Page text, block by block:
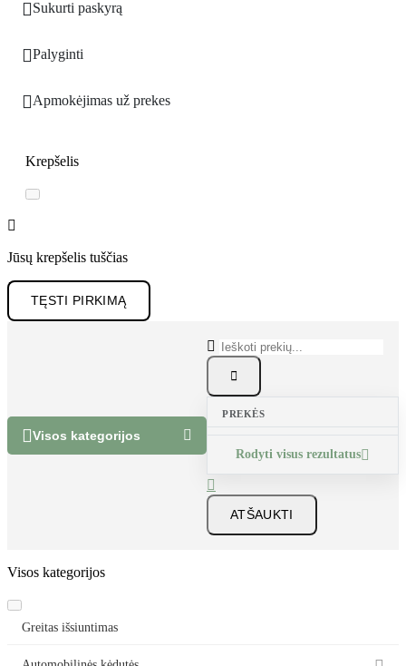
Sukurti paskyrą
Palyginti
Apmokėjimas už prekes
Krepšelis

Jūsų krepšelis tuščias
TĘSTI PIRKIMĄ
Visos kategorijos 


PREKĖS
Rodyti visus rezultatus

ATŠAUKTI
Visos kategorijos
Greitas išsiuntimas